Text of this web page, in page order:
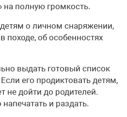
полную громкость.
о личном снаряжении,
походе, об особенностях
выдать готовый список
его продиктовать детям,
не дойти до родителей.
и раздать.